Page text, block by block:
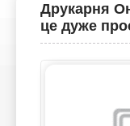
Друкарня
це дуже